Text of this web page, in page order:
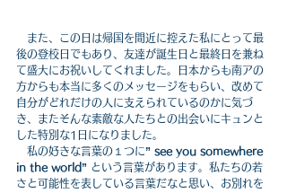
また、この日は帰国を間近に控えた私にとって最
後の登校日でもあり、友達が誕生日と最終日を兼ね
て盛大にお祝いしてくれました。日本からも南アの
方からも本当に多くのメッセージをもらい、改めて
自分がどれだけの人に支えられているのかに気づ
き、またそんな素敵な人たちとの出会いにキュンと
した特別な1日になりました。
私の好きな言葉の１つに” see you somewhere
in the world” という言葉があります。私たちの若
さと可能性を表している言葉だなと思い、お別れを